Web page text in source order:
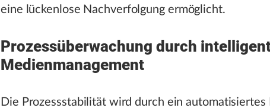
eine lückenlose Nachverfolgung ermöglicht.
Prozessüberwachung durch
Medienmanagement
Die Prozessstabilität wird durch ein